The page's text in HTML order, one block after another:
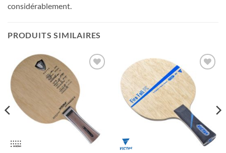
considérablement.
PRODUITS SIMILAIRES